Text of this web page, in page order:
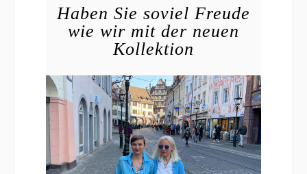
Haben Sie soviel Freude
wie wir mit der neuen
Kollektion